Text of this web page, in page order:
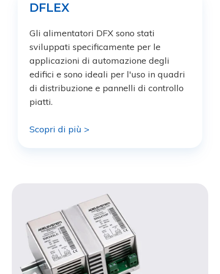
DFLEX
Gli alimentatori DFX sono stati
sviluppati specificamente per le
applicazioni di automazione degli
edifici e sono ideali per l'uso in quadri
di distribuzione e pannelli di controllo
piatti.
Scopri di più >